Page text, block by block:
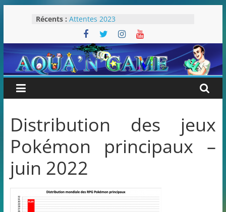
Récents : Attentes 2023
Rétrospective 2022
« Splatoon 3 est-il nécessaire ? »
« Dans les coulisses des JV Harry
Potter »
Pokémon Écarlate : ceci est une
révolution (ou pas) !
Distribution des jeux
Pokémon principaux –
juin 2022